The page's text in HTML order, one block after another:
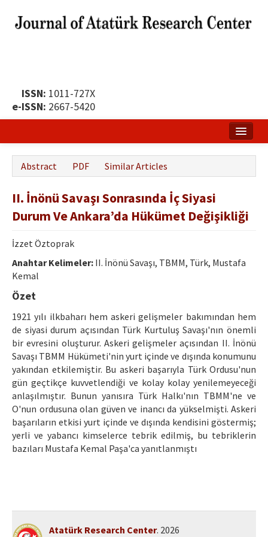
ISSN: 1011-727X
e-ISSN: 2667-5420
About
Publication Policy
Boards of the Journal
Publication Principles
Ethical Principles
Author's Guide
Refereeing Guide
Contact Us
Abstract PDF Similar Articles
II. İnönü Savaşı Sonrasında İç Siyasi
Durum Ve Ankara’da Hükümet Değişikliği
İzzet Öztoprak
Anahtar Kelimeler: II. İnönü Savaşı, TBMM, Türk, Mustafa
Kemal
Özet
1921 yılı ilkbaharı hem askeri gelişmeler bakımından hem
de siyasi durum açısından Türk Kurtuluş Savaşı'nın önemli
bir evresini oluşturur. Askeri gelişmeler açısından II. İnönü
Savaşı TBMM Hükümeti'nin yurt içinde ve dışında konumunu
yakından etkilemiştir. Bu askeri başarıyla Türk Ordusu'nun
gün geçtikçe kuvvetlendiği ve kolay kolay yenilemeyeceği
anlaşılmıştır. Bunun yanısıra Türk Halkı'nın TBMM'ne ve
O'nun ordusuna olan güven ve inancı da yükselmişti. Askeri
başarıların etkisi yurt içinde ve dışında kendisini göstermiş;
yerli ve yabancı kimselerce tebrik edilmiş, bu tebriklerin
bazıları Mustafa Kemal Paşa'ca yanıtlanmıştı
Atatürk Research Center. 2026